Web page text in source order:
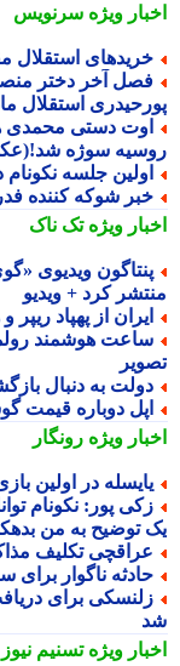
ویژهسرنویس
استقلال
آخر دختر
استقلال ماند
دستی محمدی همه
سوژه شد!(عکس)
جلسه نکونام در
شوکه کننده
ویژهتک ناک
ویدیوی «گوی
کرد + ویدیو
از پهپاد ریپر
به دنبال
دوباره قیمت گوشی
ویژهرونگار
در اولین بازی
پور: نکونام
توضیح به من
تکلیف
ناگوار برای
برای دریافت
ویژهتسنیم نیوز